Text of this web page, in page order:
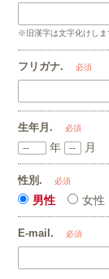
※旧漢字は文字化けしま
フリガナ. 必須
生年月. 必須
年 月
性別. 必須
男性 女性
E-mail. 必須